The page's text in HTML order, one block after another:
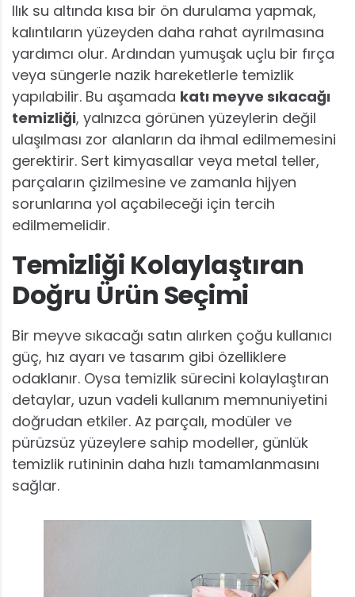
Ilık su altında kısa bir ön durulama yapmak,
kalıntıların yüzeyden daha rahat ayrılmasına
yardımcı olur. Ardından yumuşak uçlu bir fırça
veya süngerle nazik hareketlerle temizlik
yapılabilir. Bu aşamada katı meyve sıkacağı
temizliği, yalnızca görünen yüzeylerin değil
ulaşılması zor alanların da ihmal edilmemesini
gerektirir. Sert kimyasallar veya metal teller,
parçaların çizilmesine ve zamanla hijyen
sorunlarına yol açabileceği için tercih
edilmemelidir.
Temizliği Kolaylaştıran
Doğru Ürün Seçimi
Bir meyve sıkacağı satın alırken çoğu kullanıcı
güç, hız ayarı ve tasarım gibi özelliklere
odaklanır. Oysa temizlik sürecini kolaylaştıran
detaylar, uzun vadeli kullanım memnuniyetini
doğrudan etkiler. Az parçalı, modüler ve
pürüzsüz yüzeylere sahip modeller, günlük
temizlik rutininin daha hızlı tamamlanmasını
sağlar.